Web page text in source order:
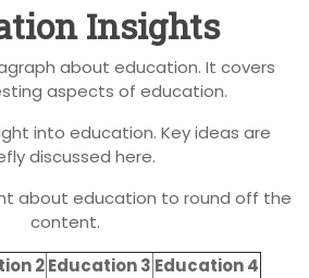
Insights
about education. It covers
aspects of education.
into education. Key ideas are
discussed here.
about education to round off the
content.
2Education 3 Education 4